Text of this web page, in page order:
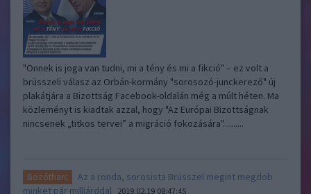
"Önnek is joga van tudni, mi a tény és mi a fikció" – ez volt a
brüsszeli válasz az Orbán-kormány "sorosozó-junckerező" új
plakátjára a Bizottság Facebook-oldalán még a múlt héten. Ma
közleményt is kiadtak azzal, hogy "Az Európai Bizottságnak
nincsenek „titkos tervei” a migráció fokozására"..........
Bozótharc
Az a ronda, sorosista Brüsszel megint megdob
minket pár milliárddal 2019.02.19 08:47:45